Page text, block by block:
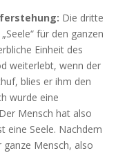
Die dritte
für den ganzen
Einheit des
weiterlebt, wenn der
blies er ihm den
wurde eine
Mensch hat also
eine Seele. Nachdem
Mensch, also